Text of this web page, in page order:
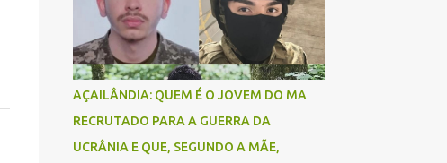
AÇAILÂNDIA: QUEM É O JOVEM DO MA
RECRUTADO PARA A GUERRA DA
UCRÂNIA E QUE, SEGUNDO A MÃE,